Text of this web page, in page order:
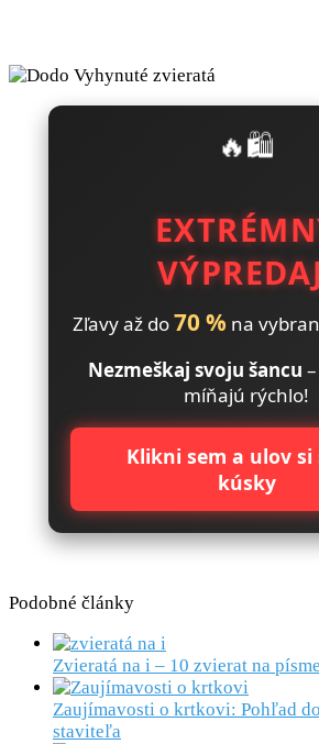
🔥🛍️
Zľavy až do70 % na
Nezmeškaj svoju šancu
míňajú rýchlo!
Klikni sem a ulov si
kúsky
Podobné články
Zvieratá na i – 10 zvierat na
Zaujímavosti o krtkovi: Pohľad
staviteľa